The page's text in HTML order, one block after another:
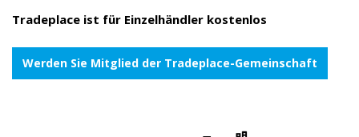
Tradeplace ist für Einzelhändler kostenlos
Werden Sie Mitglied der Tradeplace-Gemeinschaft